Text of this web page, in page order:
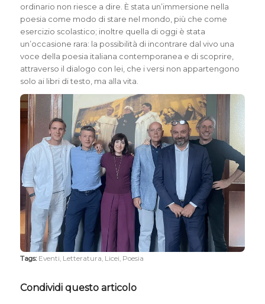
ordinario non riesce a dire. È stata un’immersione nella
poesia come modo di stare nel mondo, più che come
esercizio scolastico; inoltre quella di oggi è stata
un’occasione rara: la possibilità di incontrare dal vivo una
voce della poesia italiana contemporanea e di scoprire,
attraverso il dialogo con lei, che i versi non appartengono
solo ai libri di testo, ma alla vita.
Tags: Eventi, Letteratura, Licei, Poesia
Condividi questo articolo